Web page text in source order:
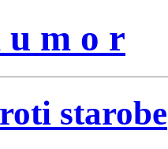
u m o r
starobe